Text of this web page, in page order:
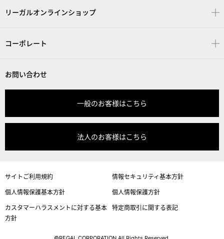
リーガルオンラインショップ
コーポレート
お問い合わせ
一般のお客様はこちら
法人のお客様はこちら
サイトご利用規約 情報セキュリティ基本方針
個人情報保護基本方針 個人情報保護方針
カスタマーハラスメントに対する基本
方針
特定商取引に関する表記